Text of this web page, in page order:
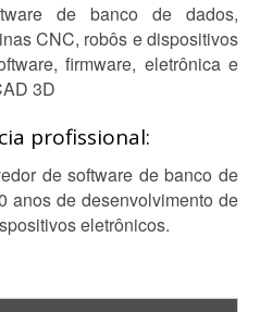
de banco de dados,
CNC, robôs e dispositivos
firmware, eletrônica e
3D
profissional:
de software de banco de
anos de desenvolvimento de
eletrônicos.